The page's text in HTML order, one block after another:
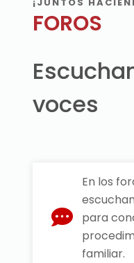
¡JUNTOS
FOROS
voces
En los
para
familiar.